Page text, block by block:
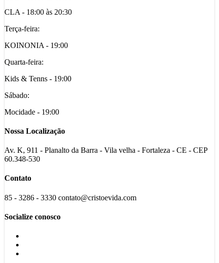
CLA - 18:00 às 20:30
Terça-feira:
KOINONIA - 19:00
Quarta-feira:
Kids & Tenns - 19:00
Sábado:
Mocidade - 19:00
Nossa Localização
Av. K, 911 - Planalto da Barra - Vila velha - Fortaleza - CE - CEP
60.348-530
Contato
85 - 3286 - 3330 contato@cristoevida.com
Socialize conosco